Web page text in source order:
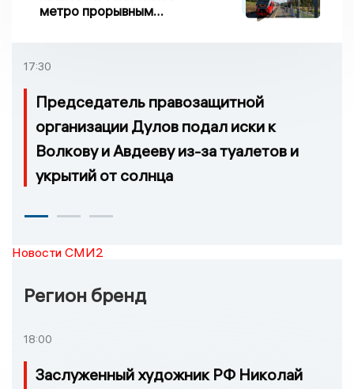
метро прорывным
17:30
Председатель правозащитной
организации Дулов подал иски к
Волкову и Авдееву из-за туалетов и
укрытий от солнца
Новости СМИ2
Регион бренд
18:00
Заслуженный художник РФ Николай